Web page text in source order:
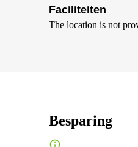
Faciliteiten
The location is not
Besparing